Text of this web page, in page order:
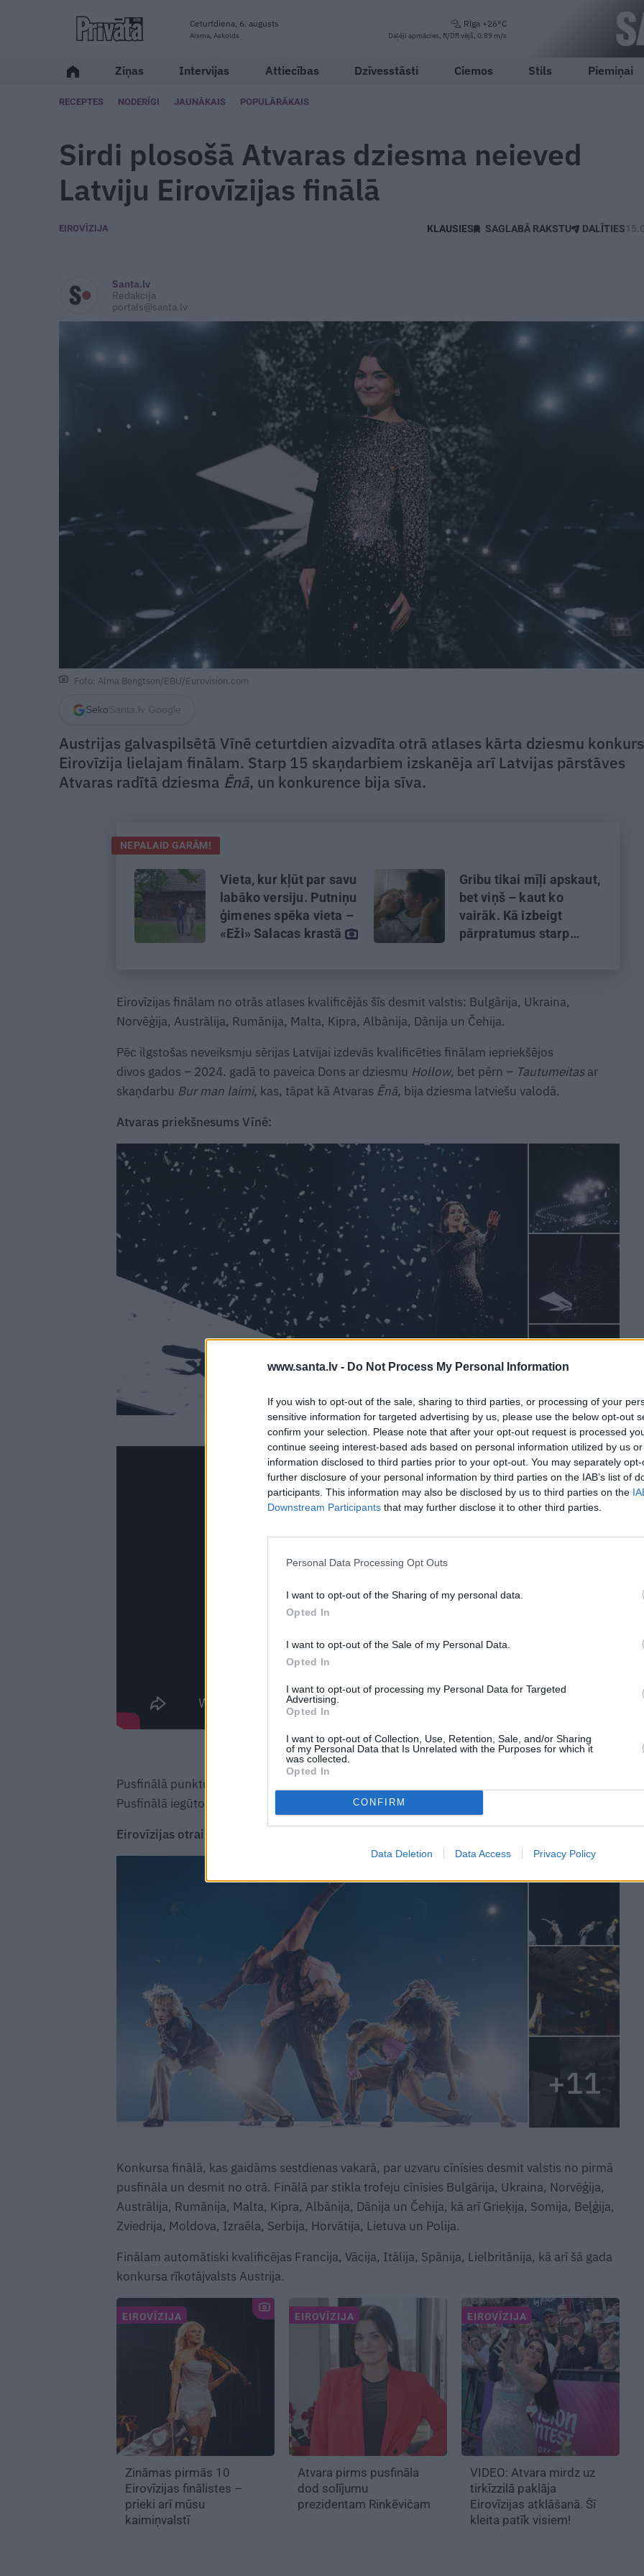
www.santa.lv - Do Not Process My Personal Information
If you wish to opt-out of the sale, sharing to third parties, or processing of your
sensitive information for targeted advertising by us, please use the below opt-out
confirm your selection. Please note that after your opt-out request is processed
continue seeing interest-based ads based on personal information utilized by us
information disclosed to third parties prior to your opt-out. You may separately
further disclosure of your personal information by third parties on the IAB’s list of
participants. This information may also be disclosed by us to third parties on the
Downstream Participants that may further disclose it to other third parties.
Personal Data Processing Opt Outs
I want to opt-out of the Sharing of my personal data.
Opted In
I want to opt-out of the Sale of my Personal Data.
Opted In
I want to opt-out of processing my Personal Data for Targeted
Advertising.
Opted In
I want to opt-out of Collection, Use, Retention, Sale, and/or Sharing
of my Personal Data that Is Unrelated with the Purposes for which it
was collected.
Opted In
CONFIRM
Data Deletion Data Access Privacy Policy
Ceturtdiena, 6. augusts
Aisma, Askolds
Rīga +26°C
Daļēji apmācies, R/DR vējš, 0.89 m/s
Ziņas Intervijas Attiecības Dzīvesstāsti Ciemos Stils Piemiņai
RECEPTES NODERĪGI JAUNĀKAIS POPULĀRĀKAIS
Sirdi plosošā Atvaras dziesma neieved
Latviju Eirovīzijas finālā
EIROVĪZIJA SAGLABĀ RAKSTU DALĪTIES
Santa.lv
Redakcija
portals@santa.lv
Foto: Alma Bengtson/EBU/Eurovision.com
Seko Santa.lv Google
Austrijas galvaspilsētā Vīnē ceturtdien aizvadīta otrā atlases kārta dziesmu
Eirovīzija lielajam finālam. Starp 15 skaņdarbiem izskanēja arī Latvijas pārstāves
Atvaras radītā dziesma Ēnā, un konkurence bija sīva.
NEPALAID GARĀM!
Vieta, kur kļūt par savu
labāko versiju. Putniņu
ģimenes spēka vieta –
«Eži» Salacas krastā
Gribu tikai mīļi apskaut,
bet viņš – kaut ko
vairāk. Kā izbeigt
pārpratumus starp
Eirovīzijas finālam no otrās atlases kvalificējās šīs desmit valstis: Bulgārija, Ukraina,
Norvēģija, Austrālija, Rumānija, Malta, Kipra, Albānija, Dānija un Čehija.
Pēc ilgstošas neveiksmju sērijas Latvijai izdevās kvalificēties finālam iepriekšējos
divos gados – 2024. gadā to paveica Dons ar dziesmu Hollow, bet pērn – Tautumeitasar
skaņdarbu Bur man laimi, kas, tāpat kā Atvaras Ēnā, bija dziesma latviešu valodā.
Atvaras priekšnesums Vīnē:
+8
Pusfinālā punktu skaitu noteica skatītāju un nacionālo žūriju balsojuma kopsumma.
Pusfinālā iegūtos punktus parasti publisko jau pēc lielā fināla.
Eirovīzijas otrais pusfināls bildēs:
+11
Konkursa finālā, kas gaidāms sestdienas vakarā, par uzvaru cīnīsies desmit valstis no pirmā
pusfināla un desmit no otrā. Finālā par stikla trofeju cīnīsies Bulgārija, Ukraina, Norvēģija,
Austrālija, Rumānija, Malta, Kipra, Albānija, Dānija un Čehija, kā arī Grieķija, Somija, Beļģija,
Zviedrija, Moldova, Izraēla, Serbija, Horvātija, Lietuva un Polija.
Finālam automātiski kvalificējas Francija, Vācija, Itālija, Spānija, Lielbritānija, kā arī šā gada
konkursa rīkotājvalsts Austrija.
EIROVĪZIJA
Zināmas pirmās 10
Eirovīzijas finālistes –
prieki arī mūsu
kaimiņvalstī
EIROVĪZIJA
Atvara pirms pusfināla
dod solījumu
prezidentam Rinkēvičam
EIROVĪZIJA
VIDEO: Atvara mirdz uz
tirkīzzilā paklāja
Eirovīzijas atklāšanā. Šī
kleita patīk visiem!